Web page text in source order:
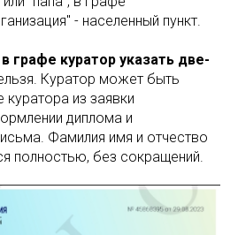
- населенный пункт.
графе куратор указать две-
Куратор может быть
из заявки
диплома и
Фамилия имя и отчество
полностью, без сокращений.